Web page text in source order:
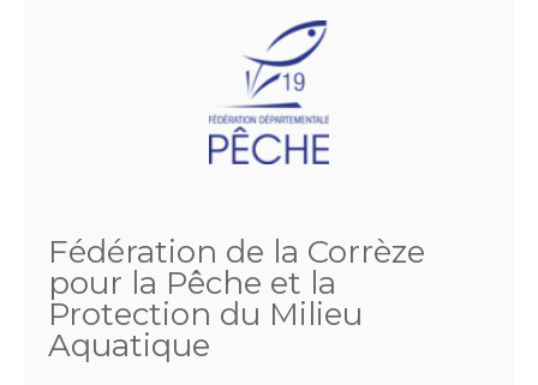
Fédération de la Corrèze
pour la Pêche et la
Protection du Milieu
Aquatique